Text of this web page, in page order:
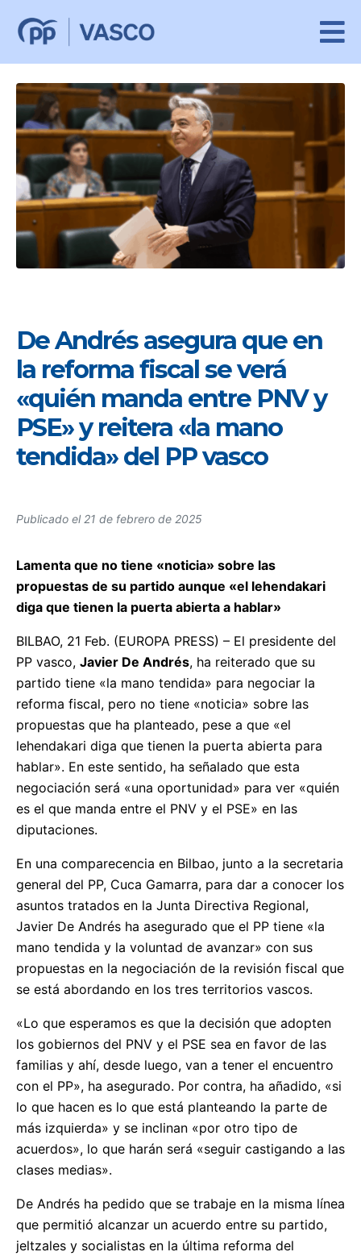
Publicado el 21 de febrero de 2025
De Andrés asegura que en
la reforma fiscal se verá
«quién manda entre PNV y
PSE» y reitera «la mano
tendida» del PP vasco
Lamenta que no tiene «noticia» sobre las
propuestas de su partido aunque «el lehendakari
diga que tienen la puerta abierta a hablar»
BILBAO, 21 Feb. (EUROPA PRESS) – El presidente del
PP vasco, Javier De Andrés, ha reiterado que su
partido tiene «la mano tendida» para negociar la
reforma fiscal, pero no tiene «noticia» sobre las
propuestas que ha planteado, pese a que «el
lehendakari diga que tienen la puerta abierta para
hablar». En este sentido, ha señalado que esta
negociación será «una oportunidad» para ver «quién
es el que manda entre el PNV y el PSE» en las
diputaciones.
En una comparecencia en Bilbao, junto a la secretaria
general del PP, Cuca Gamarra, para dar a conocer los
asuntos tratados en la Junta Directiva Regional,
Javier De Andrés ha asegurado que el PP tiene «la
mano tendida y la voluntad de avanzar» con sus
propuestas en la negociación de la revisión fiscal que
se está abordando en los tres territorios vascos.
«Lo que esperamos es que la decisión que adopten
los gobiernos del PNV y el PSE sea en favor de las
familias y ahí, desde luego, van a tener el encuentro
con el PP», ha asegurado. Por contra, ha añadido, «si
lo que hacen es lo que está planteando la parte de
más izquierda» y se inclinan «por otro tipo de
acuerdos», lo que harán será «seguir castigando a las
clases medias».
De Andrés ha pedido que se trabaje en la misma línea
que permitió alcanzar un acuerdo entre su partido,
jeltzales y socialistas en la última reforma del